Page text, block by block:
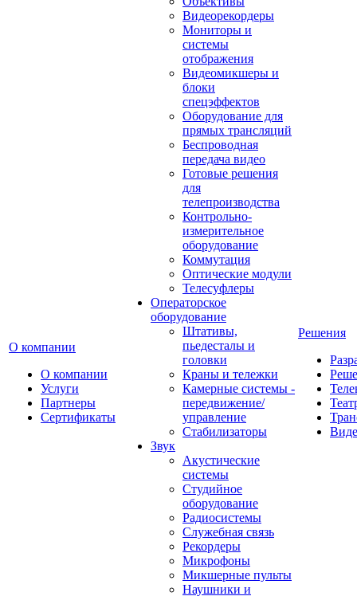
О компании
О компании
Услуги
Партнеры
Сертификаты
Видеорекордеры
Мониторы и
системы
отображения
Видеомикшеры и
блоки
спецэффектов
Оборудование для
прямых трансляций
Беспроводная
передача видео
Готовые решения
для
телепроизводства
Контрольно-
измерительное
оборудование
Коммутация
Оптические модули
Телесуфлеры
Операторское
оборудование
Штативы,
пьедесталы и
головки
Краны и тележки
Камерные системы -
передвижение/
управление
Стабилизаторы
Звук
Акустические
системы
Студийное
оборудование
Радиосистемы
Служебная связь
Рекордеры
Микрофоны
Микшерные пульты
Наушники и
Решения